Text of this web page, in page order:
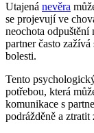
Utajená nevěra
se projevují ve
neochota
partner často
bolesti.
Tento
potřebou, která
komunikace s
podrážděně a